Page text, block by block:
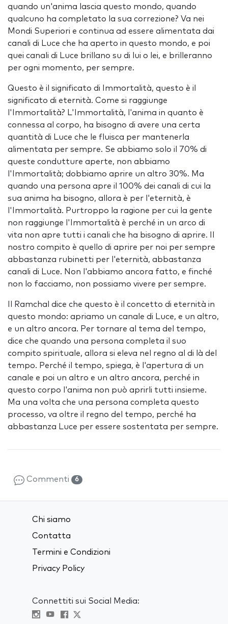
quando un'anima lascia questo mondo, quando
qualcuno ha completato la sua correzione? Va nei
Mondi Superiori e continua ad essere alimentata dai
canali di Luce che ha aperto in questo mondo, e poi
quei canali di Luce brillano su di lui o lei, e brilleranno
per ogni momento, per sempre.
Questo è il significato di Immortalità, questo è il
significato di eternità. Come si raggiunge
l'Immortalità? L'Immortalità, l'anima in quanto è
connessa al corpo, ha bisogno di avere una certa
quantità di Luce che le fluisca per mantenerla
alimentata per sempre. Se abbiamo solo il 70% di
queste condutture aperte, non abbiamo
l'Immortalità; dobbiamo aprire un altro 30%. Ma
quando una persona apre il 100% dei canali di cui la
sua anima ha bisogno, allora è per l'eternità, è
l'Immortalità. Purtroppo la ragione per cui la gente
non raggiunge l'Immortalità è perché in un arco di
vita non apre tutti i canali che ha bisogno di aprire. Il
nostro compito è quello di aprire per noi per sempre
abbastanza rubinetti per l'eternità, abbastanza
canali di Luce. Non l'abbiamo ancora fatto, e finché
non lo facciamo, non possiamo vivere per sempre.
Il Ramchal dice che questo è il concetto di eternità in
questo mondo: apriamo un canale di Luce, e un altro,
e un altro ancora. Per tornare al tema del tempo,
dice che quando una persona completa il suo
compito spirituale, allora si eleva nel regno al di là del
tempo. Perché il tempo, spiega, è l'apertura di un
canale e poi un altro e un altro ancora, perché in
questo corpo l'anima non può aprirli tutti insieme.
Ma una volta che una persona completa questo
processo, va oltre il regno del tempo, perché ha
abbastanza Luce per essere sostentata per sempre.
Commenti 6
Chi siamo
Contatta
Termini e Condizioni
Privacy Policy
Connettiti sui Social Media: